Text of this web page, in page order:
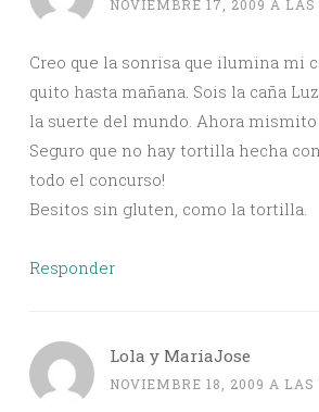
NOVIEMBRE 17, 2009 A LAS
Creo que la sonrisa que ilumina mi
quito hasta mañana. Sois la caña
la suerte del mundo. Ahora mismito
Seguro que no hay tortilla hecha
todo el concurso!
Besitos sin gluten, como la tortilla.
Responder
Lola y MariaJose
NOVIEMBRE 18, 2009 A